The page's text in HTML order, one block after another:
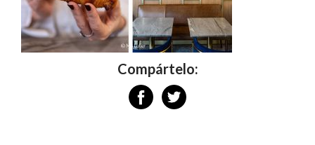
Compártelo: